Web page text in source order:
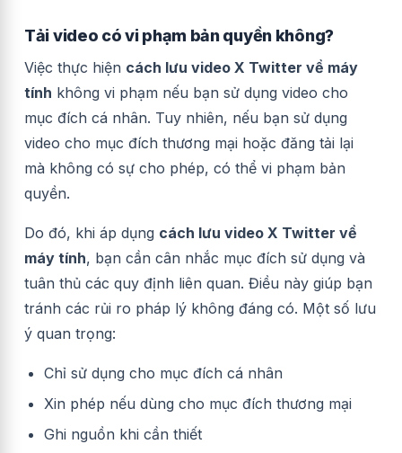
Tải video có vi phạm bản quyền không?
Việc thực hiện cách lưu video X Twitter về máy
tính không vi phạm nếu bạn sử dụng video cho
mục đích cá nhân. Tuy nhiên, nếu bạn sử dụng
video cho mục đích thương mại hoặc đăng tải lại
mà không có sự cho phép, có thể vi phạm bản
quyền.
Do đó, khi áp dụng cách lưu video X Twitter về
máy tính, bạn cần cân nhắc mục đích sử dụng và
tuân thủ các quy định liên quan. Điều này giúp bạn
tránh các rủi ro pháp lý không đáng có. Một số lưu
ý quan trọng:
Chỉ sử dụng cho mục đích cá nhân
Xin phép nếu dùng cho mục đích thương mại
Ghi nguồn khi cần thiết